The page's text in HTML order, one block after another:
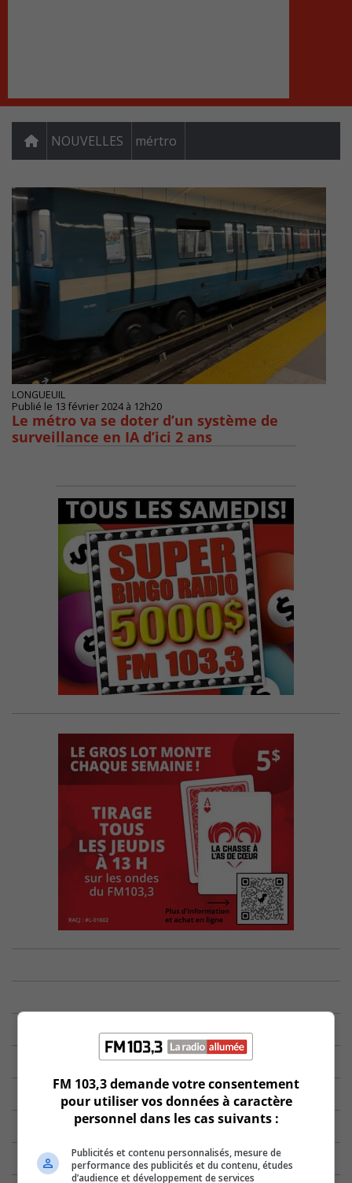
NOUVELLES mértro
LONGUEUIL
Publié le 13 février 2024 à 12h20
Le métro va se doter d’un système de
surveillance en IA d’ici 2 ans
FM 103,3 demande votre consentement
pour utiliser vos données à caractère
personnel dans les cas suivants :
Publicités et contenu personnalisés, mesure de
performance des publicités et du contenu, études
d’audience et développement de services